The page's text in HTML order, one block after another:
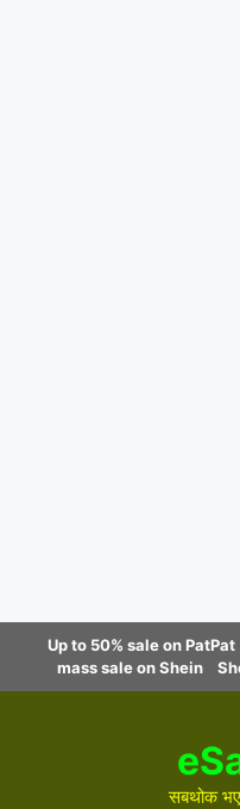
content
Up to 50% sale on PatPat
mass sale on Shein
सबथोक भए